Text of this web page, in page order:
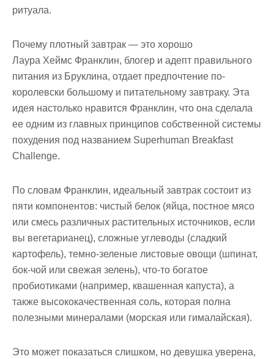
ритуала.
Почему плотный завтрак — это хорошо
Лаура Хеймс Франклин, блогер и адепт правильного
питания из Бруклина, отдает предпочтение по-
королевски большому и питательному завтраку. Эта
идея настолько нравится Франклин, что она сделала
ее одним из главных принципов собственной системы
похудения под названием Superhuman Breakfast
Challenge.
По словам Франклин, идеальный завтрак состоит из
пяти компонентов: чистый белок (яйца, постное мясо
или смесь различных растительных источников, если
вы вегетарианец), сложные углеводы (сладкий
картофель), темно-зеленые листовые овощи (шпинат,
бок-чой или свежая зелень), что-то богатое
пробиотиками (например, квашенная капуста), а
также высококачественная соль, которая полна
полезными минералами (морская или гималайская).
Это может показаться слишком, но девушка уверена,